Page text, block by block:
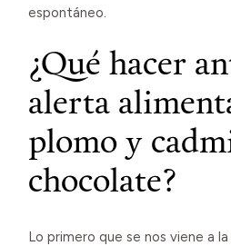
espontáneo.
¿Qué hacer
alerta
plomo y
chocolate?
Lo primero que se nos viene a